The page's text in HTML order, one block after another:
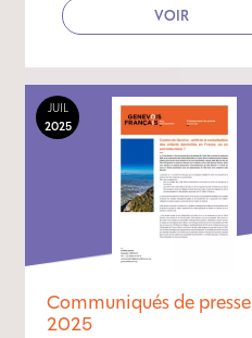
VOIR
JUIL
2025
Communiqués de presse
2025